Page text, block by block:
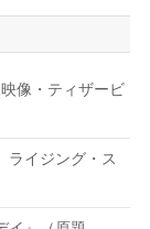
像・ティザービ
ライジング・ス